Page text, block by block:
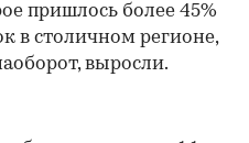
пришлось более 45%
в столичном регионе,
выросли.